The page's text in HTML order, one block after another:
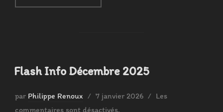
Flash Info Décembre 2025
par Philippe Renoux
Publié
le
7 janvier 2026
Les
commentaires sont désactivés.